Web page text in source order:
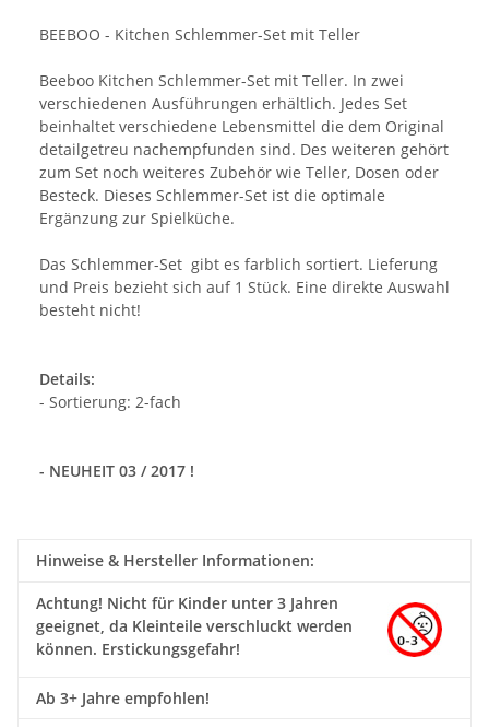
BEEBOO - Kitchen Schlemmer-Set mit Teller
Beeboo Kitchen Schlemmer-Set mit Teller. In zwei
verschiedenen Ausführungen erhältlich. Jedes Set
beinhaltet verschiedene Lebensmittel die dem Original
detailgetreu nachempfunden sind. Des weiteren gehört
zum Set noch weiteres Zubehör wie Teller, Dosen oder
Besteck. Dieses Schlemmer-Set ist die optimale
Ergänzung zur Spielküche.
Das Schlemmer-Set gibt es farblich sortiert. Lieferung
und Preis bezieht sich auf 1 Stück. Eine direkte Auswahl
besteht nicht!
Details:
- Sortierung: 2-fach
- NEUHEIT 03 / 2017 !
Hinweise & Hersteller Informationen:
Achtung! Nicht für Kinder unter 3 Jahren
geeignet, da Kleinteile verschluckt werden
können. Erstickungsgefahr!
Ab 3+ Jahre empfohlen!